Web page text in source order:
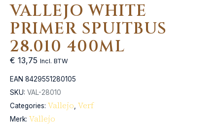
VALLEJO WHITE
PRIMER SPUITBUS
28.010 400ML
€ 13,75 Incl. BTW
EAN 8429551280105
SKU: VAL-28010
Categories: Vallejo Verf
Merk: Vallejo